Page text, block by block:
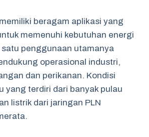
beragam aplikasi yang
memenuhi kebutuhan energi
satu penggunaan utamanya
operasional industri,
dan perikanan. Kondisi
yang terdiri dari banyak pulau
listrik dari jaringan PLN